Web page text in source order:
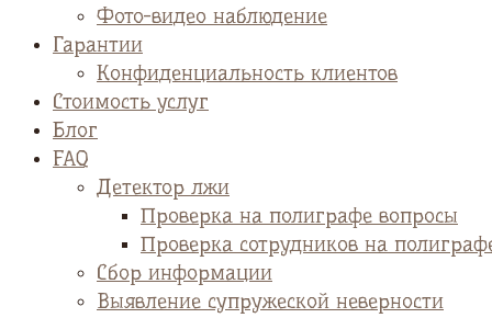
Фото-видео наблюдение
Гарантии
Конфиденциальность клиентов
Стоимость услуг
Блог
FAQ
Детектор лжи
Проверка на полиграфе вопросы
Проверка сотрудников на
Сбор информации
Выявление супружеской неверности